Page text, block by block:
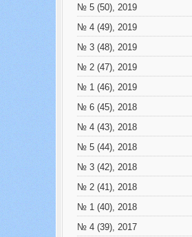
№ 5 (50), 2019
№ 4 (49), 2019
№ 3 (48), 2019
№ 2 (47), 2019
№ 1 (46), 2019
№ 6 (45), 2018
№ 4 (43), 2018
№ 5 (44), 2018
№ 3 (42), 2018
№ 2 (41), 2018
№ 1 (40), 2018
№ 4 (39), 2017